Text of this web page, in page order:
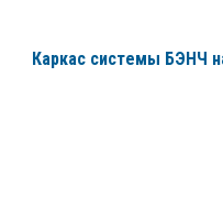
Каркас системы БЭНЧ